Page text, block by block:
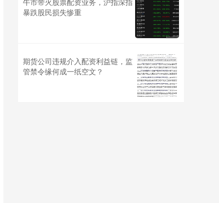
暴跌股民损失惨重
期货公司违规介入配资利益链，监
管禁令缘何成一纸空文？